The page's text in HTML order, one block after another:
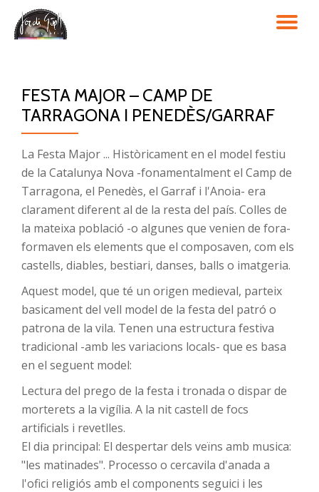
Skip
FESTA MAJOR – CAMP DE
TARRAGONA I PENEDÈS/GARRAF
La Festa Major ... Històricament en el model festiu
de la Catalunya Nova -fonamentalment el Camp de
Tarragona, el Penedès, el Garraf i l'Anoia- era
clarament diferent al de la resta del país. Colles de
la mateixa població -o algunes que venien de fora-
formaven els elements que el composaven, com els
castells, diables, bestiari, danses, balls o imatgeria.
Aquest model, que té un origen medieval, parteix
basicament del vell model de la festa del patró o
patrona de la vila. Tenen una estructura festiva
tradicional -amb les variacions locals- que es basa
en el seguent model:
Lectura del prego de la festa i tronada o dispar de
morterets a la vigília. A la nit castell de focs
artificials i revetlles.
El dia principal: El despertar dels veïns amb musica:
"les matinades". Processo o cercavila d'anada a
l'ofici religiós amb el components seguici i les